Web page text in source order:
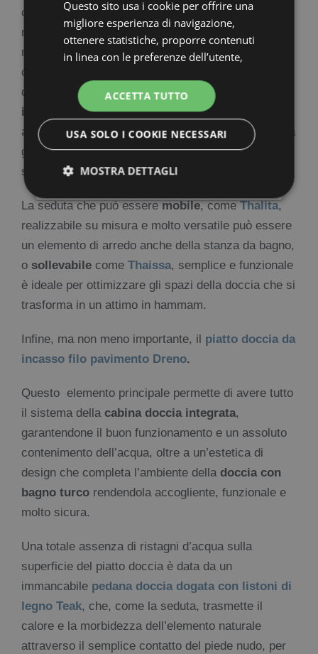
PERSONALIZZA LA TUA DOCCIA
SU MISURA
CONFIGURA
creando un luogo in cui rifugiarsi, ha senza dubbio
notevoli vantaggi, perciò è importante curare ogni
minimo dettaglio e inserire elementi naturali, che
completino la sensazione di benessere, è uno di
questi dettagli. Ecco perchè l’ideale è una
in legno Teak, che non solo non teme
assolutamente l’acqua e le temperature elevate, ma
grazie alla piacevole sensazione al tatto amplia il
sentirsi avvolti dal calore.
La seduta che può esseremobile, come Thalita,
realizzabile su misura e molto versatile può essere
un elemento di arredo anche della stanza da bagno,
o sollevabile come Thaissa, semplice e funzionale
è ideale per ottimizzare gli spazi della doccia che si
trasforma in un attimo in hammam.
Infine, ma non meno importante, il piatto doccia da
incasso filo pavimento Dreno.
Questo elemento principale permette di avere tutto
il sistema della cabina doccia integrata,
garantendone il buon funzionamento e un assoluto
contenimento dell’acqua, oltre a un’estetica di
design che completa l’ambiente della doccia con
bagno turco rendendola accogliente, funzionale e
molto sicura.
Una totale assenza di ristagni d’acqua sulla
superficie del piatto doccia è data da un
immancabile pedana doccia dogata con listoni di
legno Teak, che, come la seduta, trasmette il
calore e la morbidezza dell’elemento naturale
attraverso il semplice contatto del piede nudo, per
ENGLISH
GERMAN
Questo sito usa i cookie per offrire una
migliore esperienza di navigazione,
ottenere statistiche, proporre contenuti
in linea con le preferenze dell’utente,
pubblicitari (advertising) e profilazione
nostri e di terze parti e per consentire
l’interazione con i social. Cliccando su
“Accetta tutti i cookie” si acconsente
quelli pubblicitari (ads). Cliccando su
utilizzati solo i cookie necessari al
funzionamento del sito web. Cliccando
su “Mostra dettagli” è possibile
esprimere la propria volontà in merito
all’utilizzo dei cookie compresi quelli
pubblicitari (ads). Per ulteriori
informazioniclicca qui
ACCETTA TUTTO
USA SOLO I COOKIE NECESSARI
MOSTRA DETTAGLI